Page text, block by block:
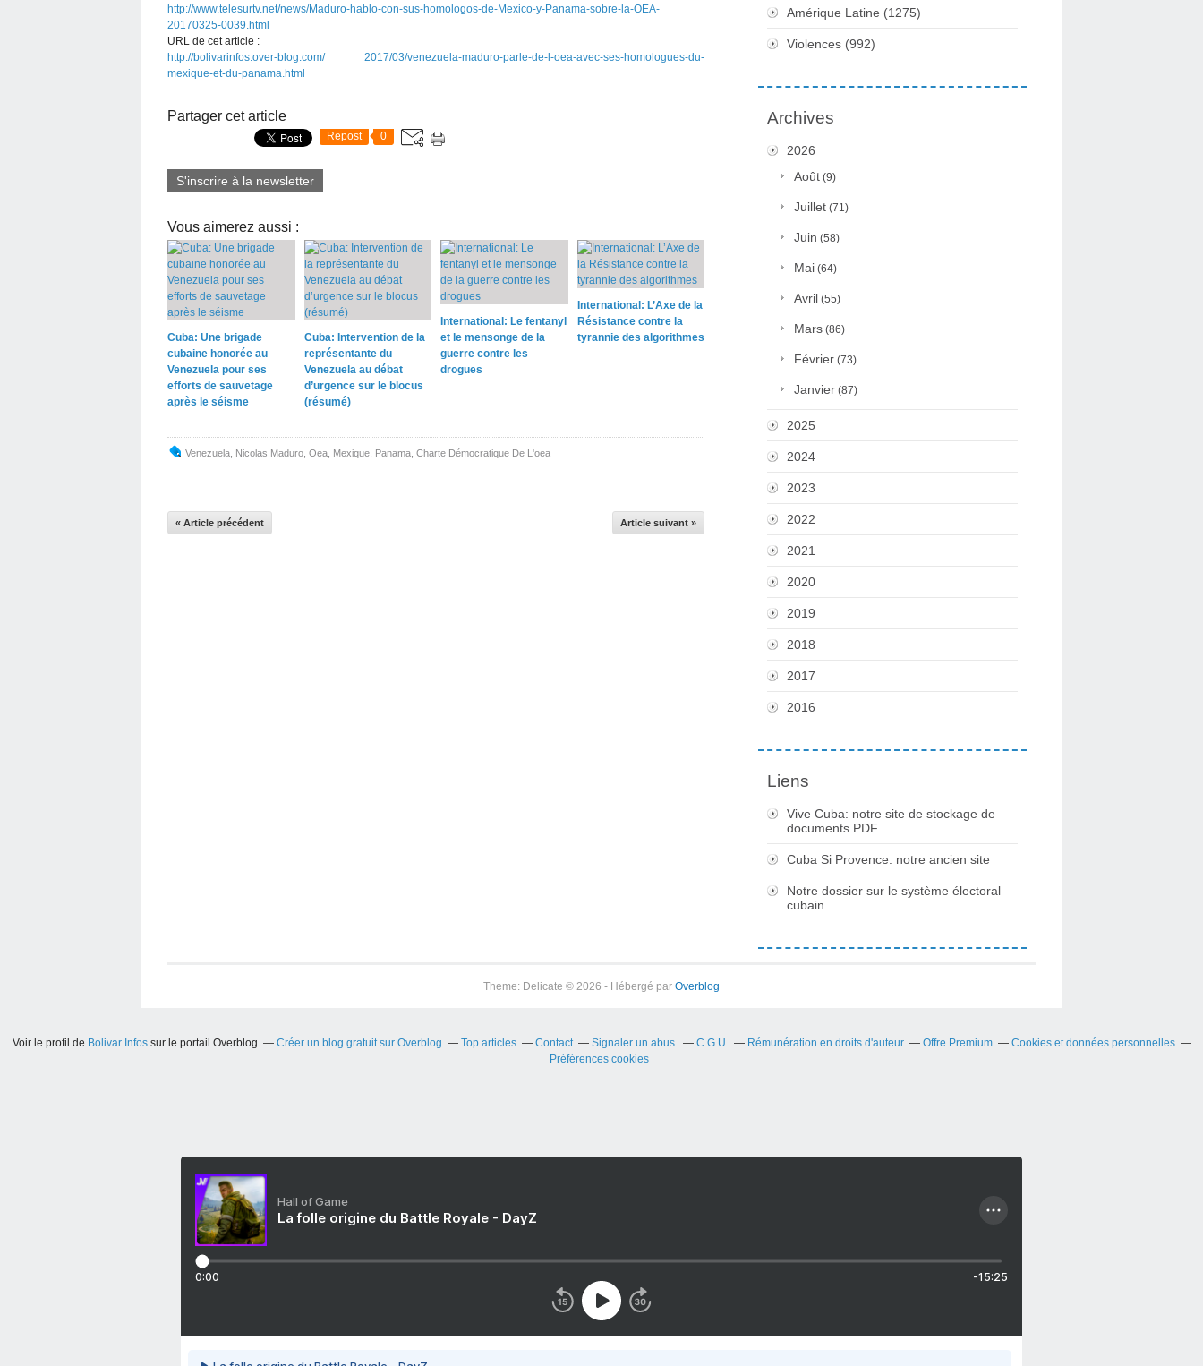
http://www.telesurtv.net/news/Maduro-hablo-con-sus-homologos-de-Mexico-y-Panama-sobre-la-OEA-
20170325-0039.html
URL de cet article :
http://bolivarinfos.over-blog.com/ 2017/03/venezuela-maduro-parle-de-l-oea-avec-ses-homologues-du-
mexique-et-du-panama.html
Partager cet article
Repost 0
S'inscrire à la newsletter
Vous aimerez aussi :
Cuba: Une brigade
cubaine honorée au
Venezuela pour ses
efforts de sauvetage
après le séisme
Cuba: Intervention de la
représentante du
Venezuela au débat
d’urgence sur le blocus
(résumé)
International: Le fentanyl
et le mensonge de la
guerre contre les
drogues
International: L’Axe de la
Résistance contre la
tyrannie des algorithmes
Venezuela Nicolas Maduro Oea Mexique Panama Charte Démocratique De L'oea
« Article précédent Article suivant »
Amérique Latine (1275)
Violences (992)
Archives
2026
Août (9)
Juillet (71)
Juin (58)
Mai (64)
Avril (55)
Mars (86)
Février (73)
Janvier (87)
2025
2024
2023
2022
2021
2020
2019
2018
2017
2016
Liens
Vive Cuba: notre site de stockage de
documents PDF
Cuba Si Provence: notre ancien site
Notre dossier sur le système électoral
cubain
Theme: Delicate © 2026 - Hébergé par Overblog
Voir le profil de Bolivar Infossur le portail Overblog Créer un blog gratuit sur Overblog Top articles Contact Signaler un abus C.G.U. Rémunération en droits d'auteur Offre Premium
Cookies et données personnelles
Préférences cookies
Hall of Game
La folle origine du Battle Royale - DayZ
0:00 -15:25